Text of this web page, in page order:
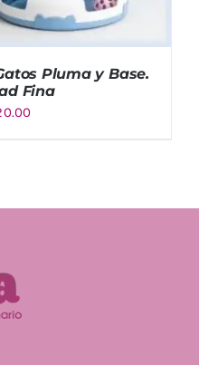
Pluma y Base.
Fina